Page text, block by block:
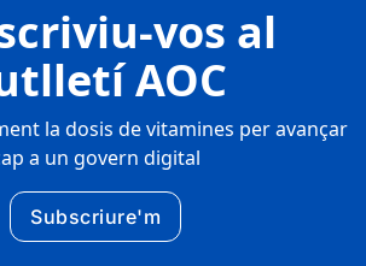
vos al
AOC
la dosis de vitamines per avançar
a un govern digital
Subscriure'm